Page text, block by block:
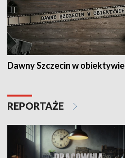
Dawny Szczecin w obiektywie
REPORTAŻE